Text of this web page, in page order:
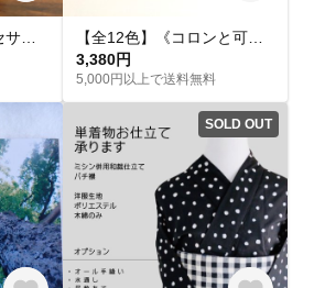
3,380円
5,000円以上で送料無料
SOLD OUT